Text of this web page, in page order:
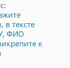
тексте
ФИО
к